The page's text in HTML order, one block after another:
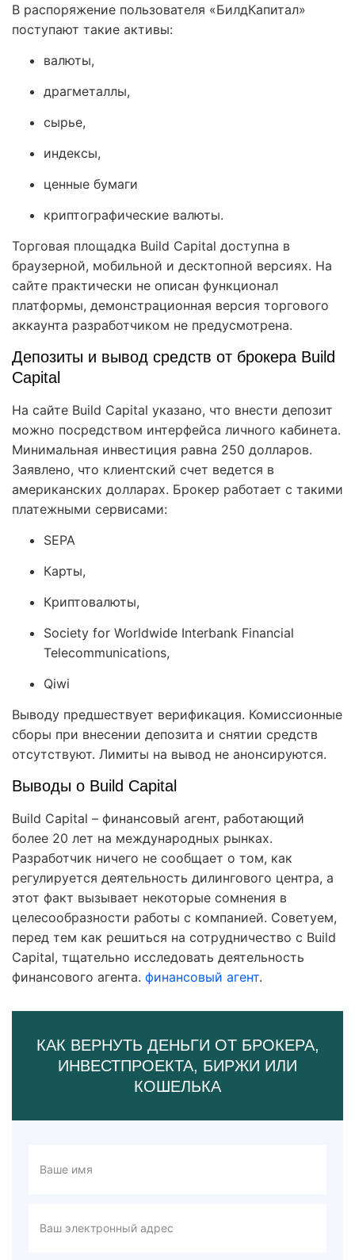
В распоряжение пользователя «БилдКапитал»
поступают такие активы:
валюты,
драгметаллы,
сырье,
индексы,
ценные бумаги
криптографические валюты.
Торговая площадка Build Capital доступна в
браузерной, мобильной и десктопной версиях. На
сайте практически не описан функционал
платформы, демонстрационная версия торгового
аккаунта разработчиком не предусмотрена.
Депозиты и вывод средств от брокера Build
Capital
На сайте Build Capital указано, что внести депозит
можно посредством интерфейса личного кабинета.
Минимальная инвестиция равна 250 долларов.
Заявлено, что клиентский счет ведется в
американских долларах. Брокер работает с такими
платежными сервисами:
SEPA
Карты,
Криптовалюты,
Society for Worldwide Interbank Financial
Telecommunications,
Qiwi
Выводу предшествует верификация. Комиссионные
сборы при внесении депозита и снятии средств
отсутствуют. Лимиты на вывод не анонсируются.
Выводы о Build Capital
Build Capital – финансовый агент, работающий
более 20 лет на международных рынках.
Разработчик ничего не сообщает о том, как
регулируется деятельность дилингового центра, а
этот факт вызывает некоторые сомнения в
целесообразности работы с компанией. Советуем,
перед тем как решиться на сотрудничество с Build
Capital, тщательно исследовать деятельность
финансового агента. финансовый агент.
КАК ВЕРНУТЬ ДЕНЬГИ ОТ БРОКЕРА,
ИНВЕСТПРОЕКТА, БИРЖИ ИЛИ
КОШЕЛЬКА